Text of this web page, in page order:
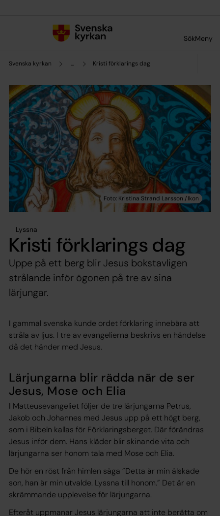
SökMeny
Svenska kyrkan ... Kristi förklarings dag
Lyssna
Kristi förklarings dag
Uppe på ett berg blir Jesus bokstavligen
strålande inför ögonen på tre av sina
lärjungar.
I gammal svenska kunde ordet förklaring innebära att
stråla av ljus. I tre av evangelierna beskrivs en händelse
då det händer med Jesus.
Lärjungarna blir rädda när de ser
Jesus, Mose och Elia
I Matteusevangeliet följer de tre lärjungarna Petrus,
Jakob och Johannes med Jesus upp på ett högt berg,
som i Bibeln kallas för Förklaringsberget. Där förändras
Jesus inför dem. Hans kläder blir skinande vita och
lärjungarna ser honom tala med Mose och Elia.
De hör en röst från himlen säga ”Detta är min älskade
son, han är min utvalde. Lyssna till honom.” Det är en
skrämmande upplevelse för lärjungarna.
Efteråt uppmanar Jesus lärjungarna att inte berätta om